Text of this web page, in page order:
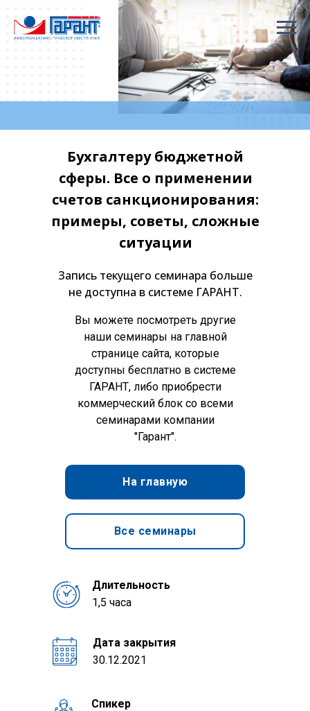
Длительность
1,5 часа
Дата закрытия
30.12.2021
Спикер
Бухгалтеру бюджетной
сферы. Все о применении
счетов санкционирования:
примеры, советы, сложные
ситуации
Вы можете посмотреть другие
наши семинары на главной
странице сайта, которые
доступны бесплатно в системе
ГАРАНТ, либо приобрести
коммерческий блок со всеми
семинарами компании
"Гарант".
Запись текущего семинара больше
не доступна в системе ГАРАНТ.
На главную
Все семинары